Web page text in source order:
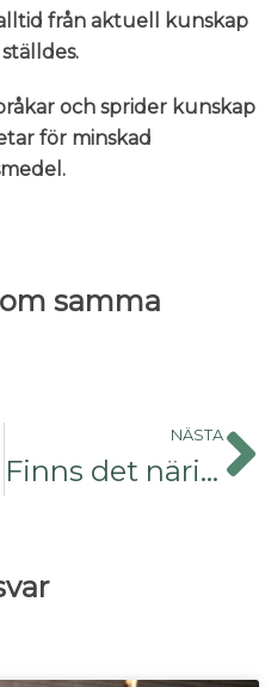
från aktuell kunskap
och sprider kunskap
för minskad
samma
NÄSTA
Finns det näring i grenflis?